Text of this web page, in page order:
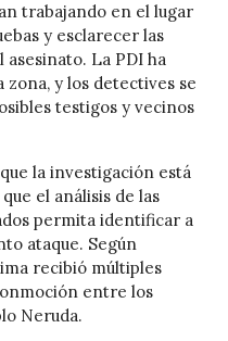
trabajando en el lugar
y esclarecer las
La PDI ha
y los detectives se
testigos y vecinos
la investigación está
el análisis de las
permita identificar a
ataque. Según
recibió múltiples
entre los
Neruda.